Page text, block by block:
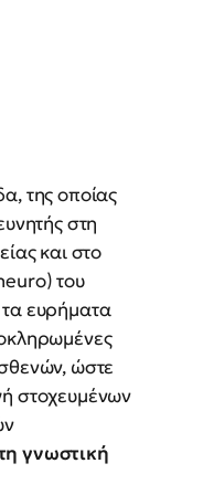
της οποίας
στη
και στο
του
ευρήματα
ώστε
στοχευμένων
γνωστική